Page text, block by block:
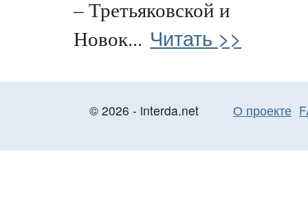
– Третьяковской и
Новок... Читать >>
© 2026 - interda.net О проекте